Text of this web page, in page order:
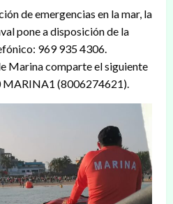
de emergencias en la mar, la
pone a disposición de la
969 935 4306.
Marina comparte el siguiente
MARINA1 (8006274621).